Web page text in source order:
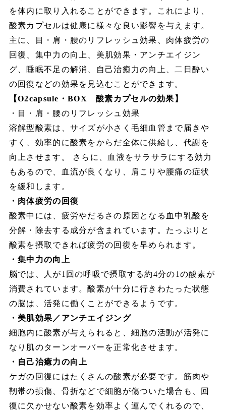
を体内に取り入れることができます。これにより、
酸素カプセルは健康に様々な良い影響を与えます。
主に、目・肩・腰のリフレッシュ効果、肉体疲労の
回復、集中力の向上、美肌効果・アンチエイジン
グ、睡眠不足の解消、自己治癒力の向上、二日酔い
の回復などの効果を見込むことができます。
【O2capsule・BOX 酸素カプセルの効果】
・目・肩・腰のリフレッシュ効果
溶解型酸素は、サイズが小さく毛細血管まで届きや
すく、効率的に酸素をからだ全体に供給し、代謝を
向上させます。 さらに、血液をサラサラにする効力
もあるので、血流が良くなり、肩こりや腰痛の症状
を緩和します。
・肉体疲労の回復
酸素中には、疲労やだるさの原因となる血中乳酸を
分解・除去する成分が含まれています。たっぷりと
酸素を摂取できれば疲労の回復を早められます。
・集中力の向上
脳では、人が1回の呼吸で摂取する約4分の1の酸素が
消費されています。酸素が十分に行きわたった状態
の脳は、活発に働くことができるようです。
・美肌効果／アンチエイジング
細胞内に酸素が与えられると、細胞の活動が活発に
なり肌のターンオーバーを正常化させます。
・自己治癒力の向上
ケガの回復にはたくさんの酸素が必要です。筋肉や
靭帯の損傷、骨折などで細胞が傷ついた場合も、回
復に欠かせない酸素を効率よく運んでくれるので、